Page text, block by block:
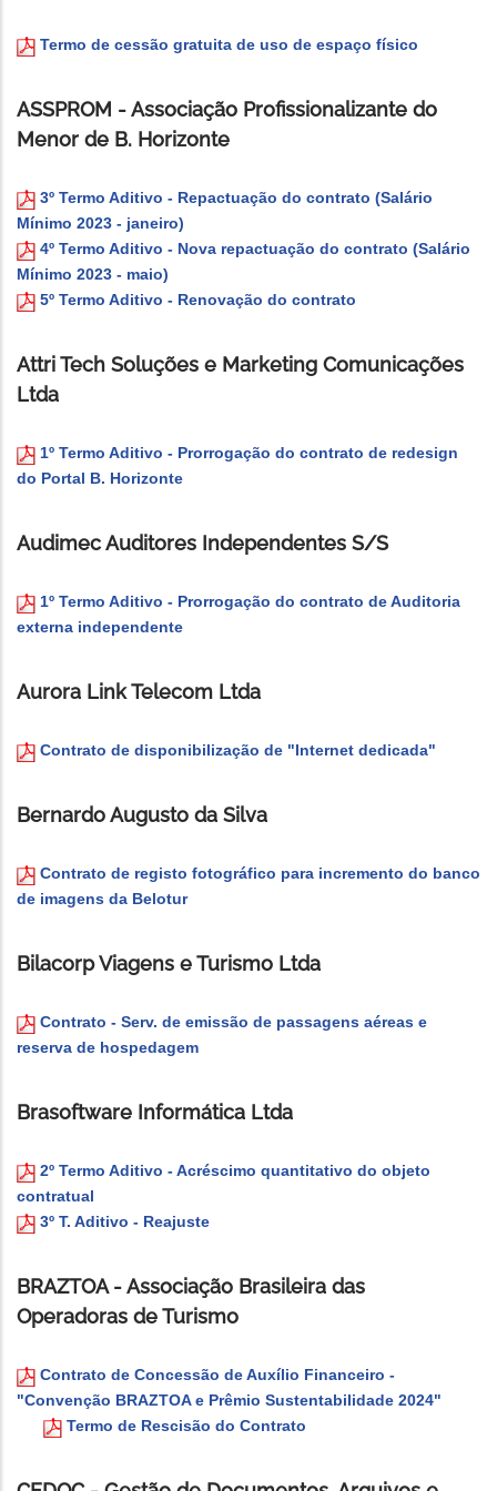
Termo de cessão gratuita de uso de espaço físico
ASSPROM - Associação Profissionalizante do
Menor de B. Horizonte
3º Termo Aditivo - Repactuação do contrato (Salário
Mínimo 2023 - janeiro)
4º Termo Aditivo - Nova repactuação do contrato (Salário
Mínimo 2023 - maio)
5º Termo Aditivo - Renovação do contrato
Attri Tech Soluções e Marketing Comunicações
Ltda
1º Termo Aditivo - Prorrogação do contrato de redesign
do Portal B. Horizonte
Audimec Auditores Independentes S/S
1º Termo Aditivo - Prorrogação do contrato de Auditoria
externa independente
Aurora Link Telecom Ltda
Contrato de disponibilização de "Internet dedicada"
Bernardo Augusto da Silva
Contrato de registo fotográfico para incremento do banco
de imagens da Belotur
Bilacorp Viagens e Turismo Ltda
Contrato - Serv. de emissão de passagens aéreas e
reserva de hospedagem
Brasoftware Informática Ltda
2º Termo Aditivo - Acréscimo quantitativo do objeto
contratual
3º T. Aditivo - Reajuste
BRAZTOA - Associação Brasileira das
Operadoras de Turismo
Contrato de Concessão de Auxílio Financeiro -
"Convenção BRAZTOA e Prêmio Sustentabilidade 2024"
Termo de Rescisão do Contrato